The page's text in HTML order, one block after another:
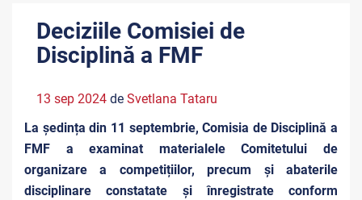
Deciziile Comisiei de
Disciplină a FMF
13 sep 2024 de Svetlana Tataru
La ședința din 11 septembrie, Comisia de Disciplină a
FMF a examinat materialele Comitetului de
organizare a competițiilor, precum și abaterile
disciplinare constatate și înregistrate conform